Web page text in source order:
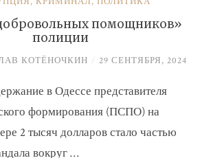
помощников»
полиции
КОТЁНОЧКИН / 29 СЕНТЯБРЯ, 2024
в Одессе представителя
формирования (ПСПО) на
2 тысяч долларов стало частью
вокруг …